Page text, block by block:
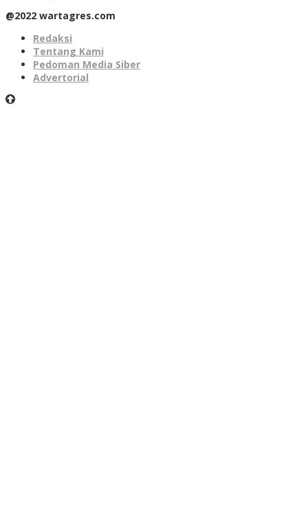
@2022 wartagres.com
Redaksi
Tentang Kami
Pedoman Media Siber
Advertorial